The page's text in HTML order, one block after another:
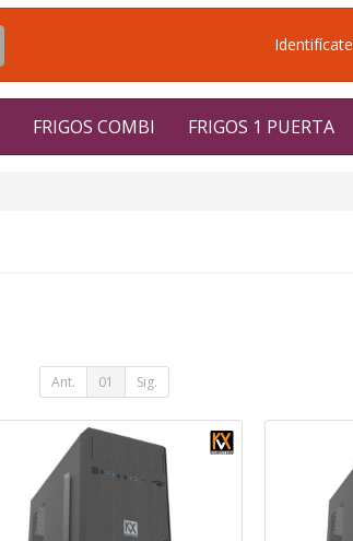
Identifícate
FRIGOS COMBI FRIGOS 1 PUERTA
Ant. 01 Sig.